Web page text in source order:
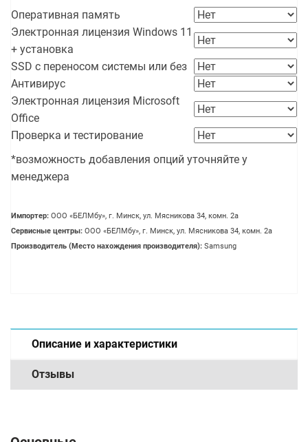
Оперативная память
Электронная лицензия Windows 11
+ установка
SSD с переносом системы или без
Антивирус
Электронная лицензия Microsoft
Office
Проверка и тестирование
*возможность добавления опций уточняйте у
менеджера
Импортер: OOO «БЕЛМбу», г. Минск, ул. Мясникова 34, комн. 2а
Сервисные центры: OOO «БЕЛМбу», г. Минск, ул. Мясникова 34, комн. 2а
Производитель (Место нахождения производителя): Samsung
Описание и характеристики
Отзывы